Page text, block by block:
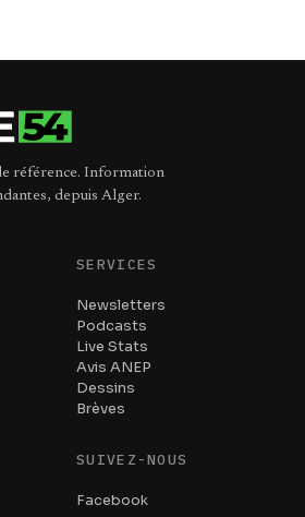
référence. Information
depuis Alger.
SERVICES
Newsletters
Podcasts
Live Stats
Avis ANEP
Dessins
Brèves
SUIVEZ-NOUS
Facebook